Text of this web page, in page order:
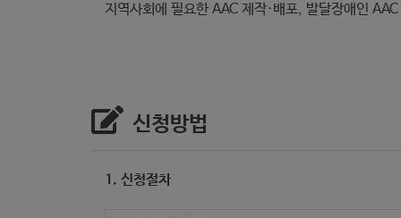
지역사회에 필요한 AAC 제작·배포, 발달장애인
신청방법
1. 신청절차